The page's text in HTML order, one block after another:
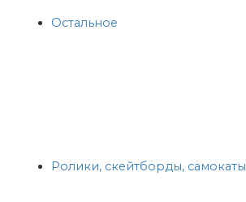
Остальное
Ролики, скейтборды, самокаты